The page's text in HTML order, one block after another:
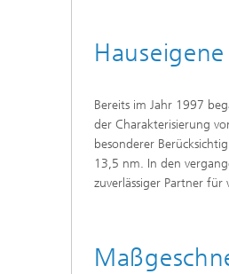
Bereits im Jahr 1997
der Charakterisierung
besonderer
13,5 nm. In den
zuverlässiger Partner